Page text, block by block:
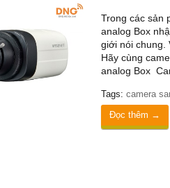
Trong các sản
analog Box
giới nói chung.
Hãy cùng
analog Box
Tags: camera
Đọc thêm →